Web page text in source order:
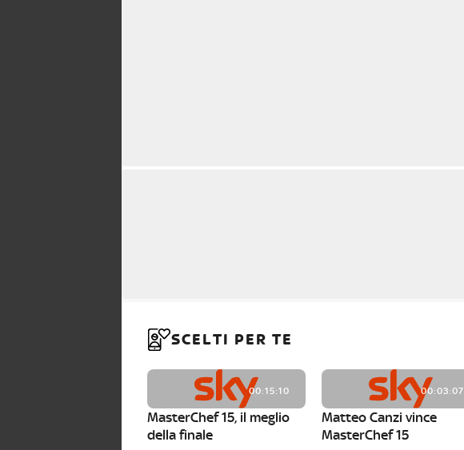
SCELTI PER TE
00:15:10
MasterChef 15, il meglio
della finale
00:03:07
Matteo Canzi vince
MasterChef 15